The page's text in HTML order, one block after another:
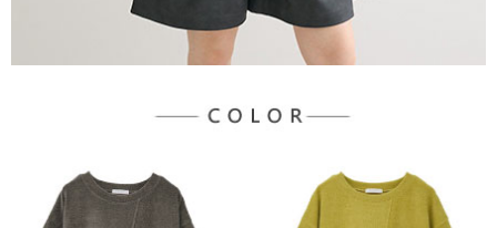
５．嚴禁一人註冊多個帳號或使用他人資訊註冊。若發現惡意使用之情形，
恩沛科技股份有限公司將有權停止該用戶之使用額度並採取法律行動。